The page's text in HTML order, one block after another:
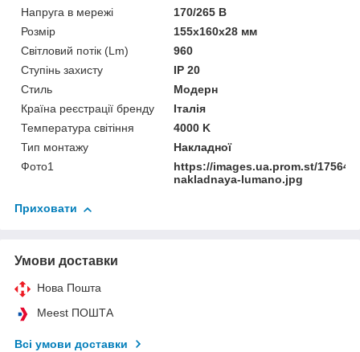
Напруга в мережі
170/265 В
Розмір
155х160х28 мм
Світловий потік (Lm)
960
Ступінь захисту
IP 20
Стиль
Модерн
Країна реєстрації бренду
Італія
Температура світіння
4000 K
Тип монтажу
Накладної
Фото1
https://images.ua.prom.st/
nakladnaya-lumano.jpg
Приховати
Умови доставки
Нова Пошта
Meest ПОШТА
Всі умови доставки